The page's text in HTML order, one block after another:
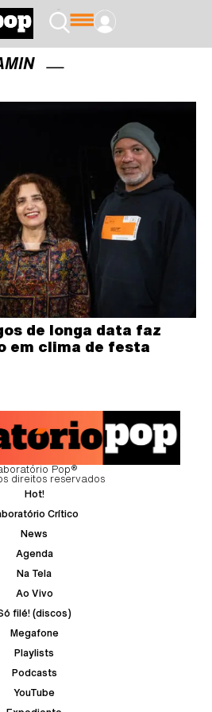
de longa data faz
em clima de festa
Pop®
direitos reservados
Hot!
Crítico
News
Agenda
Na Tela
Ao Vivo
filé! (discos)
Megafone
Playlists
Podcasts
YouTube